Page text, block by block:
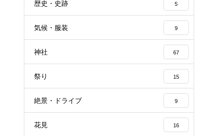
歴史・史跡 5
気候・服装 9
神社 67
祭り 15
絶景・ドライブ 9
花見 16